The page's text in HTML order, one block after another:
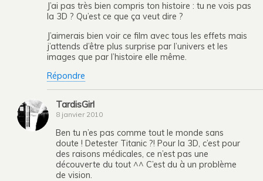
J’ai pas très bien compris ton histoire : tu ne vois pas
la 3D ? Qu’est ce que ça veut dire ?
J’aimerais bien voir ce film avec tous les effets mais
j’attends d’être plus surprise par l’univers et les
images que par l’histoire elle même.
Répondre
TardisGirl
8 janvier 2010
Ben tu n’es pas comme tout le monde sans
doute ! Detester Titanic ?! Pour la 3D, c’est pour
des raisons médicales, ce n’est pas une
découverte du tout ^^ C’est du à un problème
de vision.